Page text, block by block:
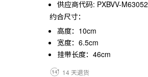
供应商代码: PXBVV-M63052
约合尺寸：
高度：10cm
宽度：6.5cm
挂带长度：46cm
14 天退货